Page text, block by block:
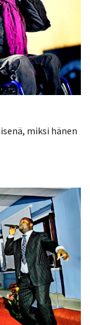
miksi hänen